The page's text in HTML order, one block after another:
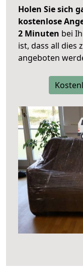
Holen Sie sich
kostenlose
2 Minuten bei
ist, dass all dies
angeboten